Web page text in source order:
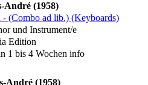
André (1958)
- (Combo ad lib.) (Keyboards)
und Instrument/e
Edition
1 bis 4 Wochen info
André (1958)